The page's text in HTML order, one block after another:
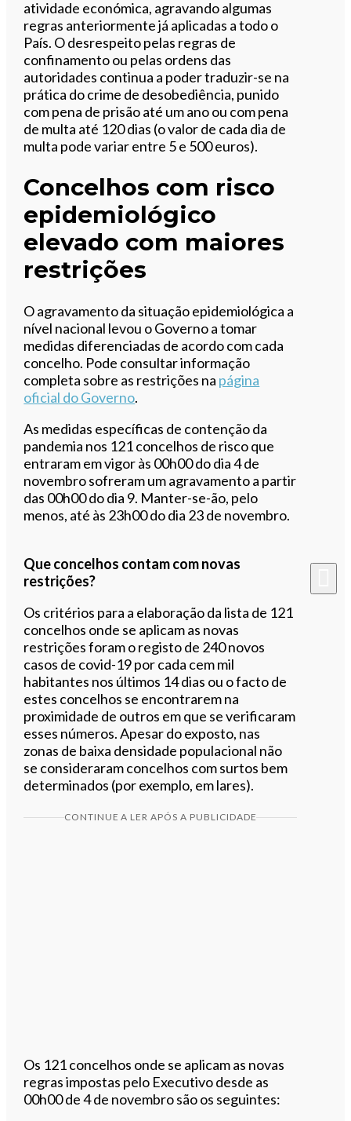
atividade económica, agravando algumas
regras anteriormente já aplicadas a todo o
País. O desrespeito pelas regras de
confinamento ou pelas ordens das
autoridades continua a poder traduzir-se na
prática do crime de desobediência, punido
com pena de prisão até um ano ou com pena
de multa até 120 dias (o valor de cada dia de
multa pode variar entre 5 e 500 euros).
Concelhos com risco
epidemiológico
elevado com maiores
restrições
O agravamento da situação epidemiológica a
nível nacional levou o Governo a tomar
medidas diferenciadas de acordo com cada
concelho. Pode consultar informação
completa sobre as restrições na página
oficial do Governo.
As medidas específicas de contenção da
pandemia nos 121 concelhos de risco que
entraram em vigor às 00h00 do dia 4 de
novembro sofreram um agravamento a partir
das 00h00 do dia 9. Manter-se-ão, pelo
menos, até às 23h00 do dia 23 de novembro.
Que concelhos contam com novas
restrições?
Os critérios para a elaboração da lista de 121
concelhos onde se aplicam as novas
restrições foram o registo de 240 novos
casos de covid-19 por cada cem mil
habitantes nos últimos 14 dias ou o facto de
estes concelhos se encontrarem na
proximidade de outros em que se verificaram
esses números. Apesar do exposto, nas
zonas de baixa densidade populacional não
se consideraram concelhos com surtos bem
determinados (por exemplo, em lares).
CONTINUE A LER APÓS A PUBLICIDADE
Os 121 concelhos onde se aplicam as novas
regras impostas pelo Executivo desde as
00h00 de 4 de novembro são os seguintes: